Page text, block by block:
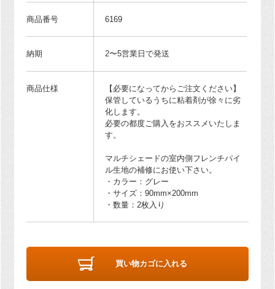
商品番号 6169
納期 2〜5営業日で発送
商品仕様
【必要になってからご注文ください】
保管しているうちに粘着剤が徐々に劣
化します。
必要の都度ご購入をおススメいたしま
す。
マルチシェードの室内側フレンチパイ
ル生地の補修にお使い下さい。
・カラー：グレー
・サイズ：90mm×200mm
・数量：2枚入り
買い物カゴに入れる